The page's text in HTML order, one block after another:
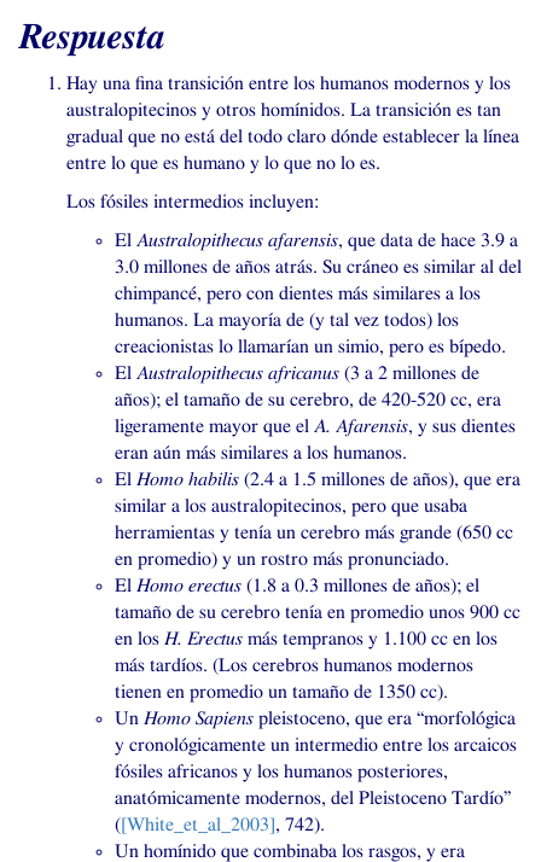
Respuesta
Hay una fina transición entre los humanos modernos y los
australopitecinos y otros homínidos. La transición es tan
gradual que no está del todo claro dónde establecer la línea
entre lo que es humano y lo que no lo es.
Los fósiles intermedios incluyen:
El Australopithecus afarensis, que data de hace 3.9 a
3.0 millones de años atrás. Su cráneo es similar al del
chimpancé, pero con dientes más similares a los
humanos. La mayoría de (y tal vez todos) los
creacionistas lo llamarían un simio, pero es bípedo.
El Australopithecus africanus (3 a 2 millones de
años); el tamaño de su cerebro, de 420-520 cc, era
ligeramente mayor que el A. Afarensis, y sus dientes
eran aún más similares a los humanos.
El Homo habilis (2.4 a 1.5 millones de años), que era
similar a los australopitecinos, pero que usaba
herramientas y tenía un cerebro más grande (650 cc
en promedio) y un rostro más pronunciado.
El Homo erectus (1.8 a 0.3 millones de años); el
tamaño de su cerebro tenía en promedio unos 900 cc
en los H. Erectus más tempranos y 1.100 cc en los
más tardíos. (Los cerebros humanos modernos
tienen en promedio un tamaño de 1350 cc).
Un Homo Sapiens pleistoceno, que era “morfológica
y cronológicamente un intermedio entre los arcaicos
fósiles africanos y los humanos posteriores,
anatómicamente modernos, del Pleistoceno Tardío”
([White_et_al_2003], 742).
Un homínido que combinaba los rasgos, y era